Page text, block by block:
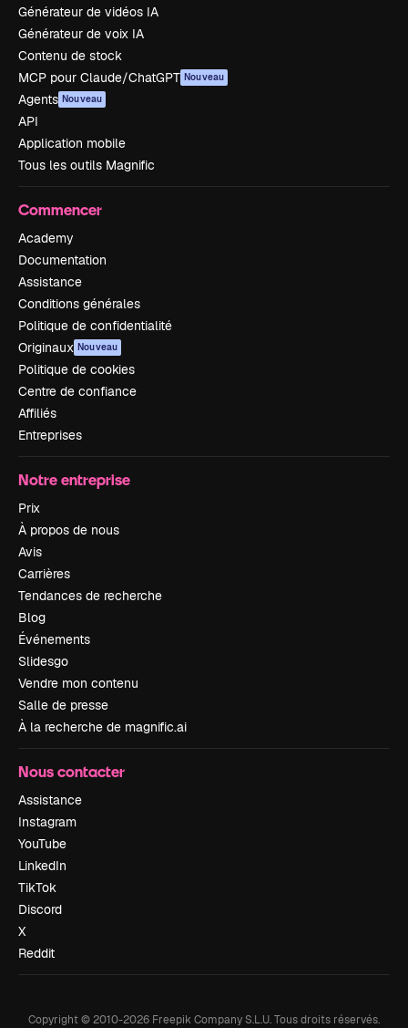
Générateur de vidéos IA
Générateur de voix IA
Contenu de stock
MCP pour Claude/ChatGPT Nouveau
Agents Nouveau
API
Application mobile
Tous les outils Magnific
Commencer
Academy
Documentation
Assistance
Conditions générales
Politique de confidentialité
Originaux Nouveau
Politique de cookies
Centre de confiance
Affiliés
Entreprises
Notre entreprise
Prix
À propos de nous
Avis
Carrières
Tendances de recherche
Blog
Événements
Slidesgo
Vendre mon contenu
Salle de presse
À la recherche de magnific.ai
Nous contacter
Assistance
Instagram
YouTube
LinkedIn
TikTok
Discord
X
Reddit
Copyright © 2010-2026 Freepik Company S.L.U.Tous droits réservés.